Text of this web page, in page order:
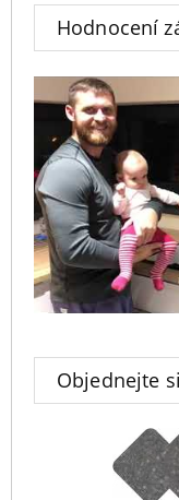
Hodnocení
Objednejte